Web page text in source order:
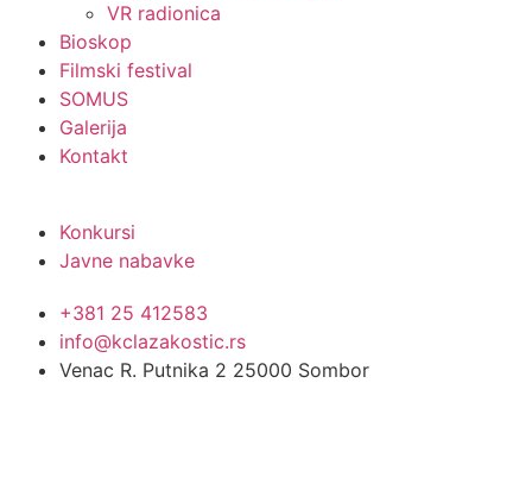
VR radionica
Bioskop
Filmski festival
SOMUS
Galerija
Kontakt
Konkursi
Javne nabavke
+381 25 412583
info@kclazakostic.rs
Venac R. Putnika 2 25000 Sombor